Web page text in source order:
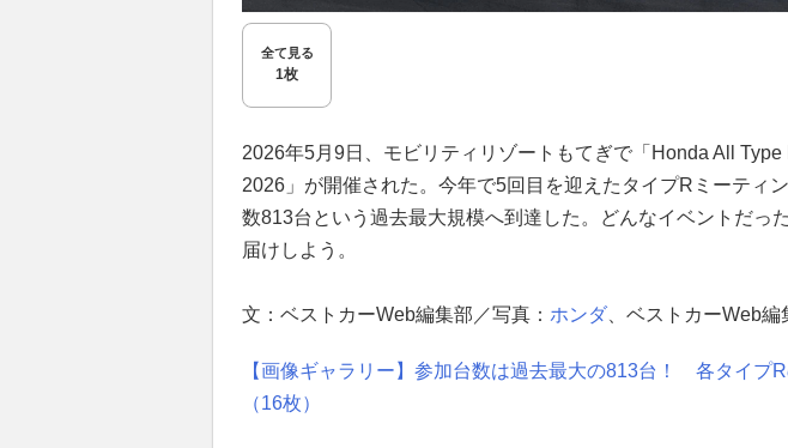
全て見る
1枚
2026年5月9日、モビリティリゾートもてぎで「Honda All Type
2026」が開催された。今年で5回目を迎えたタイプRミーティ
数813台という過去最大規模へ到達した。どんなイベントだっ
届けしよう。
文：ベストカーWeb編集部／写真： ホンダ 、ベストカーWeb編
【画像ギャラリー】参加台数は過去最大の813台！ 各タイプR
（16枚）